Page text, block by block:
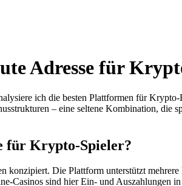
Adresse für
ich die besten Plattformen für
– eine seltene Kombination,
für Krypto-Spieler?
Die Plattform unterstützt
Casinos sind hier Ein- und